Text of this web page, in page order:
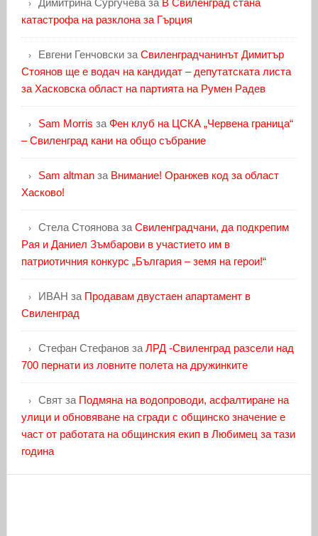
катастрофа на разклона за Гърция
Евгени Генчовскиза Свиленградчанинът Димитър
Стоянов ще е водач на кандидат – депутатската листа
за Хасковска област на партията на Румен Радев
Sam Morris за Фен клуб на ЦСКА „Червена граница“
– Свиленград кани на общо събрание
Sam altmanза Внимание! Оранжев код за област
Хасково!
Стела Стояноваза Свиленградчани, да подкрепим
Рая и Даниел Зъмбарови в участието им в
патриотичния конкурс „България – земя на герои!“
ИВАН за Продавам двустаен апартамент в
Свиленград
Стефан Стефановза ЛРД -Свиленград разсели над
700 пернати из ловните полета на дружинките
Святза Подмяна на водопроводи, асфалтиране на
улици и обновяване на сгради с общинско значение е
част от работата на общинския екип в Любимец за тази
година